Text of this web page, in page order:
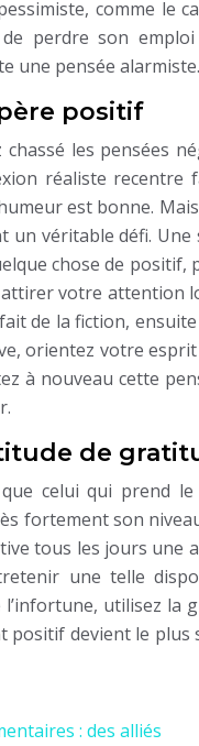
comme le
perdre son
une pensée alarmiste.
positif
les pensées
réaliste recentre
est bonne.
un véritable défi.
chose de positif,
votre attention
de la fiction,
orientez votre
à nouveau cette
de
celui qui prend
fortement son
tous les jours
une telle
l’infortune, utilisez
positif devient le
: des alliés